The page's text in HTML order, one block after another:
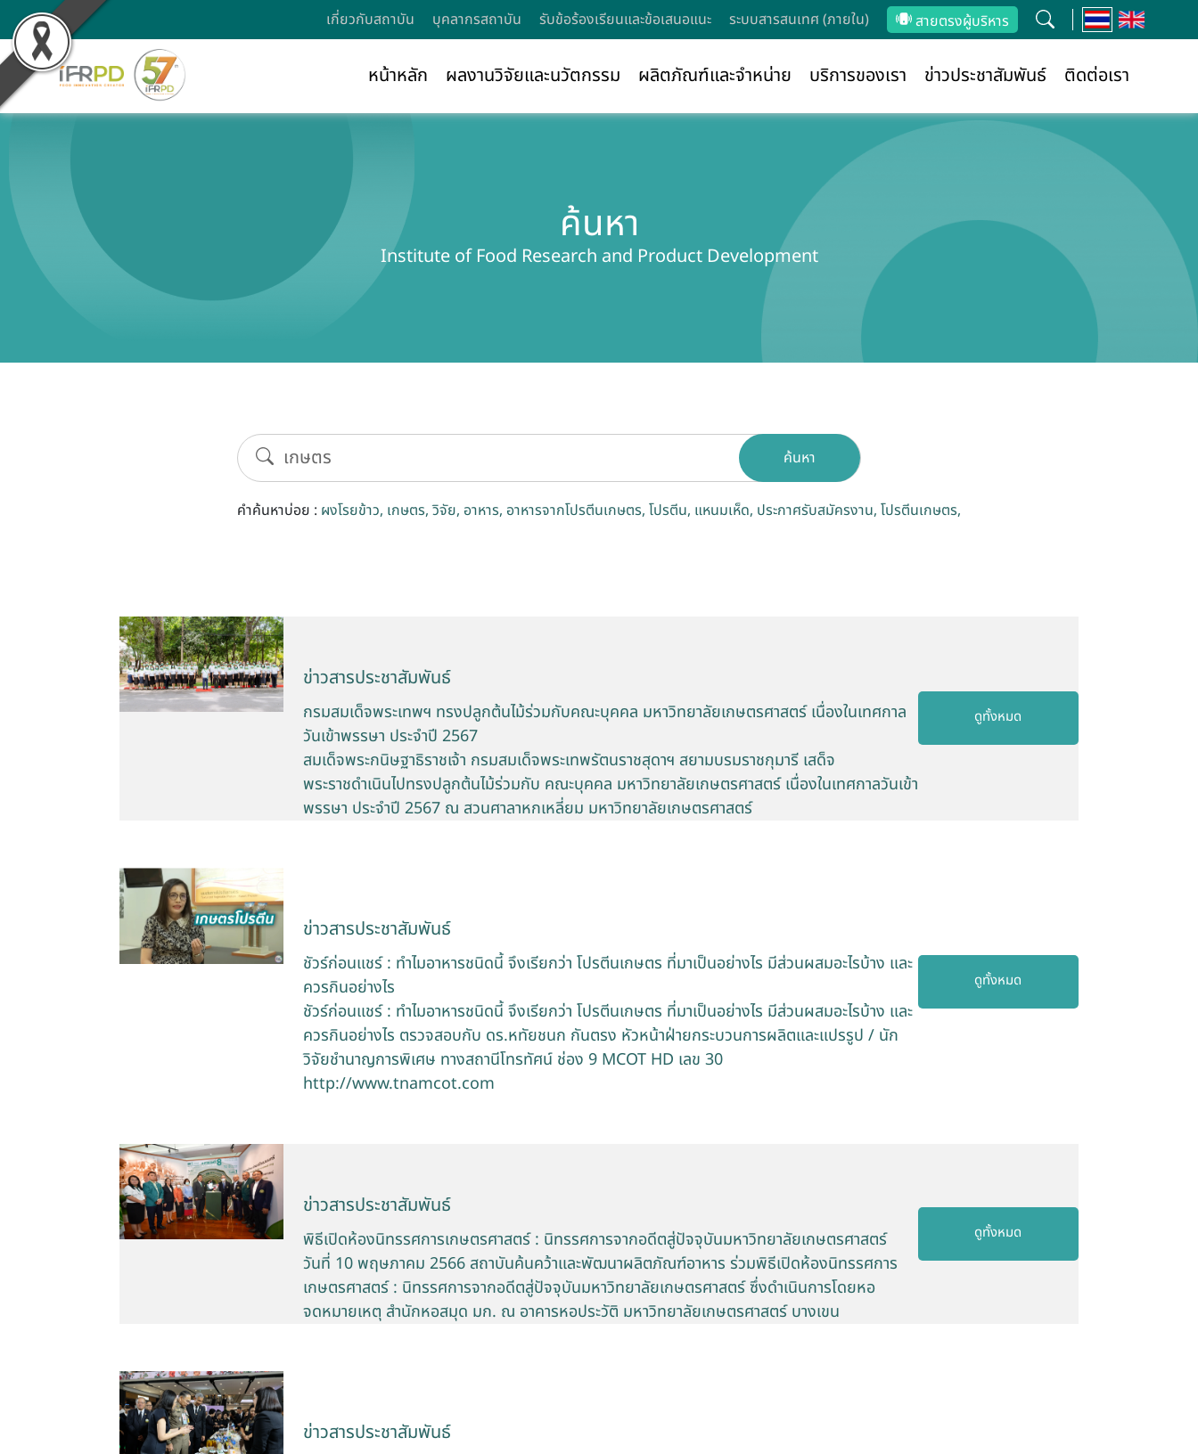
เกี่ยวกับสถาบัน บุคลากรสถาบัน รับข้อร้องเรียนและข้อเสนอแนะ ระบบสารสนเทศ (ภายใน) สายตรงผู้บริหาร
หน้าหลัก ผลงานวิจัยและนวัตกรรม ผลิตภัณฑ์และจำหน่าย บริการของเรา ข่าวประชาสัมพันธ์ ติดต่อเรา
ค้นหา
Institute of Food Research and Product Development
ค้นหา
คำค้นหาบ่อย : ผงโรยข้าว เกษตร วิจัย อาหาร อาหารจากโปรตีนเกษตร โปรตีน แหนมเห็ด ประกาศรับสมัครงาน โปรตีนเกษตร
ข่าวสารประชาสัมพันธ์
กรมสมเด็จพระเทพฯ ทรงปลูกต้นไม้ร่วมกับคณะบุคคล มหาวิทยาลัยเกษตรศาสตร์ เนื่องในเทศกาล
วันเข้าพรรษา ประจำปี 2567
สมเด็จพระกนิษฐาธิราชเจ้า กรมสมเด็จพระเทพรัตนราชสุดาฯ สยามบรมราชกุมารี เสด็จ
พระราชดำเนินไปทรงปลูกต้นไม้ร่วมกับ คณะบุคคล มหาวิทยาลัยเกษตรศาสตร์ เนื่องในเทศกาลวันเข้า
พรรษา ประจำปี 2567 ณ สวนศาลาหกเหลี่ยม มหาวิทยาลัยเกษตรศาสตร์
ดูทั้งหมด
ข่าวสารประชาสัมพันธ์
ชัวร์ก่อนแชร์ : ทำไมอาหารชนิดนี้ จึงเรียกว่า โปรตีนเกษตร ที่มาเป็นอย่างไร มีส่วนผสมอะไรบ้าง และ
ควรกินอย่างไร
ชัวร์ก่อนแชร์ : ทำไมอาหารชนิดนี้ จึงเรียกว่า โปรตีนเกษตร ที่มาเป็นอย่างไร มีส่วนผสมอะไรบ้าง และ
ควรกินอย่างไร ตรวจสอบกับ ดร.หทัยชนก กันตรง หัวหน้าฝ่ายกระบวนการผลิตและแปรรูป / นัก
วิจัยชำนาญการพิเศษ ทางสถานีโทรทัศน์ ช่อง 9 MCOT HD เลข 30
http://www.tnamcot.com
ดูทั้งหมด
ข่าวสารประชาสัมพันธ์
พิธีเปิดห้องนิทรรศการเกษตรศาสตร์ : นิทรรศการจากอดีตสู่ปัจจุบันมหาวิทยาลัยเกษตรศาสตร์
วันที่ 10 พฤษภาคม 2566 สถาบันค้นคว้าและพัฒนาผลิตภัณฑ์อาหาร ร่วมพิธีเปิดห้องนิทรรศการ
เกษตรศาสตร์ : นิทรรศการจากอดีตสู่ปัจจุบันมหาวิทยาลัยเกษตรศาสตร์ ซึ่งดำเนินการโดยหอ
จดหมายเหตุ สำนักหอสมุด มก. ณ อาคารหอประวัติ มหาวิทยาลัยเกษตรศาสตร์ บางเขน
ดูทั้งหมด
ข่าวสารประชาสัมพันธ์